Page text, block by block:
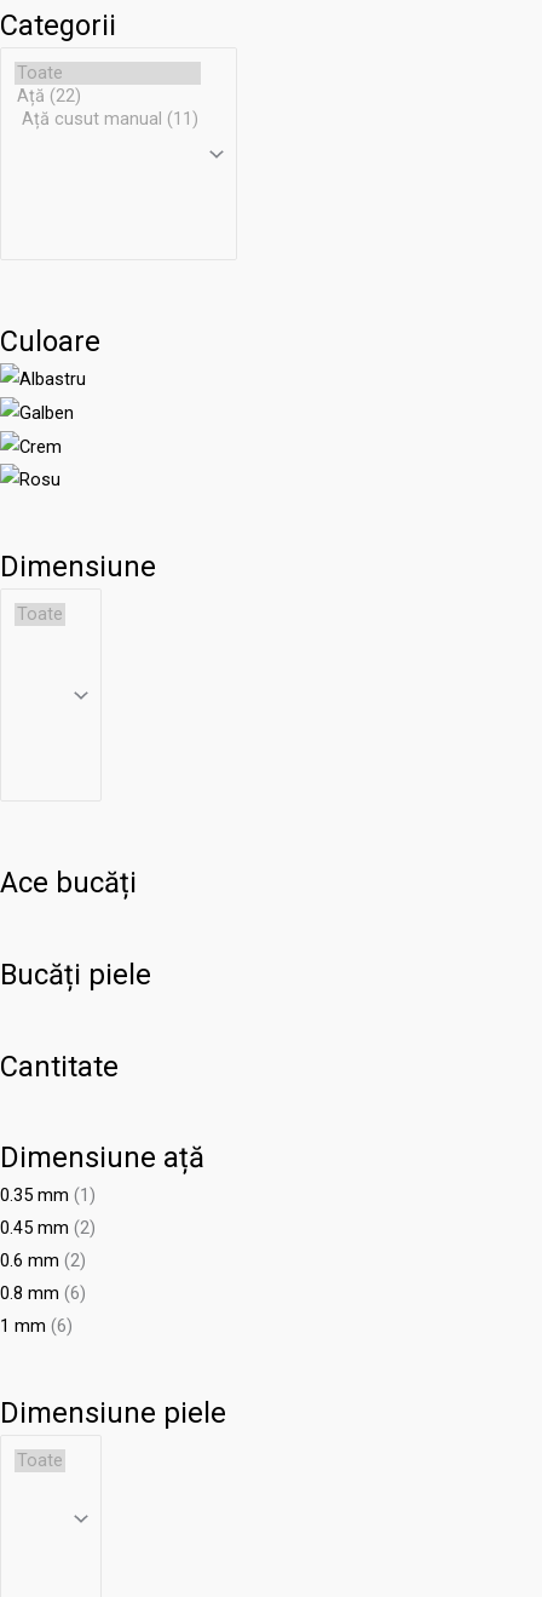
Categorii
Culoare
Dimensiune
Ace bucăți
Bucăți piele
Cantitate
Dimensiune ață
0.35 mm (1)
0.45 mm (2)
0.6 mm (2)
0.8 mm (6)
1 mm (6)
Dimensiune piele